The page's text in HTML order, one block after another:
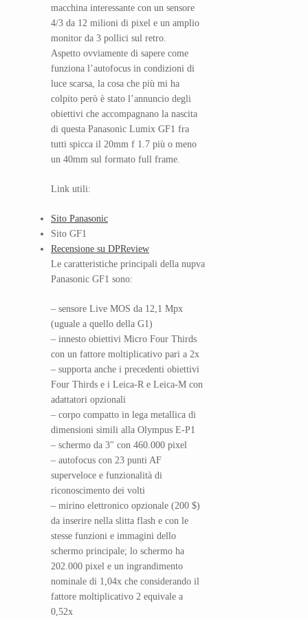
macchina interessante con un sensore
4/3 da 12 milioni di pixel e un amplio
monitor da 3 pollici sul retro.
Aspetto ovviamente di sapere come
funziona l’autofocus in condizioni di
luce scarsa, la cosa che più mi ha
colpito però è stato l’annuncio degli
obiettivi che accompagnano la nascita
di questa Panasonic Lumix GF1 fra
tutti spicca il 20mm f 1.7 più o meno
un 40mm sul formato full frame.
Link utili:
Sito Panasonic
Sito GF1
Recensione su DPReview
Le caratteristiche principali della nupva
Panasonic GF1 sono:
– sensore Live MOS da 12,1 Mpx
(uguale a quello della G1)
– innesto obiettivi Micro Four Thirds
con un fattore moltiplicativo pari a 2x
– supporta anche i precedenti obiettivi
Four Thirds e i Leica-R e Leica-M con
adattatori opzionali
– corpo compatto in lega metallica di
dimensioni simili alla Olympus E-P1
– schermo da 3″ con 460.000 pixel
– autofocus con 23 punti AF
superveloce e funzionalità di
riconoscimento dei volti
– mirino elettronico opzionale (200 $)
da inserire nella slitta flash e con le
stesse funzioni e immagini dello
schermo principale; lo schermo ha
202.000 pixel e un ingrandimento
nominale di 1,04x che considerando il
fattore moltiplicativo 2 equivale a
0,52x